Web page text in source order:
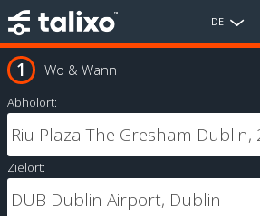
DE
Wo & Wann
Abholort:
Zielort: